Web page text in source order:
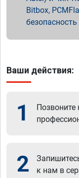
Bitbox,
Ваши действия:
1 Позвоните
2
к нам в